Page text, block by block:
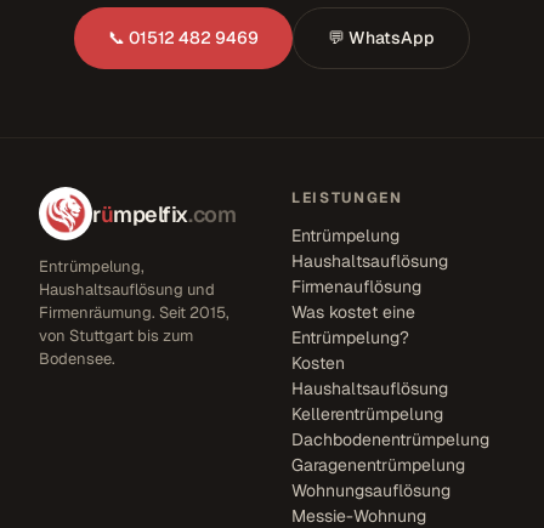
📞 01512 482 9469 💬 WhatsApp
rümpelfix.com
Entrümpelung,
Haushaltsauflösung und
Firmenräumung. Seit 2015,
von Stuttgart bis zum
Bodensee.
LEISTUNGEN
Entrümpelung
Haushaltsauflösung
Firmenauflösung
Was kostet eine
Entrümpelung?
Kosten
Haushaltsauflösung
Kellerentrümpelung
Dachbodenentrümpelung
Garagenentrümpelung
Wohnungsauflösung
Messie-Wohnung